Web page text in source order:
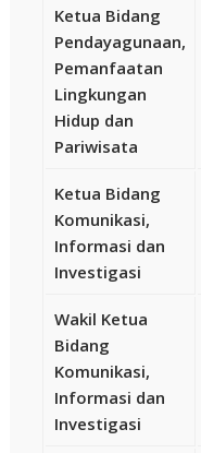
Ketua Bidang
Pendayagunaan,
Pemanfaatan
Lingkungan
Hidup dan
Pariwisata
Ketua Bidang
Komunikasi,
Informasi dan
Investigasi
Wakil Ketua
Bidang
Komunikasi,
Informasi dan
Investigasi